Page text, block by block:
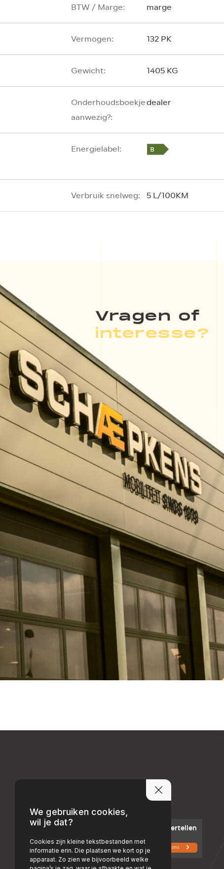
BTW / Marge: marge
Vermogen: 132 PK
Gewicht: 1405 KG
Onderhoudsboekje
aanwezig?:
dealer
Energielabel:
Verbruik snelweg: 5 L/100KM
Vragen of
interesse?
We gebruiken cookies,
wil je dat?
Cookies zijn kleine tekstbestanden met
informatie erin. Die plaatsen we kort op je
apparaat. Zo zien we bijvoorbeeld welke